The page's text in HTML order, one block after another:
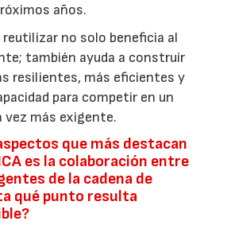
años.
no solo beneficia al
también ayuda a construir
resilientes, más eficientes y
para competir en un
vez más exigente.
que más destacan
es la colaboración entre
de la cadena de
qué punto resulta